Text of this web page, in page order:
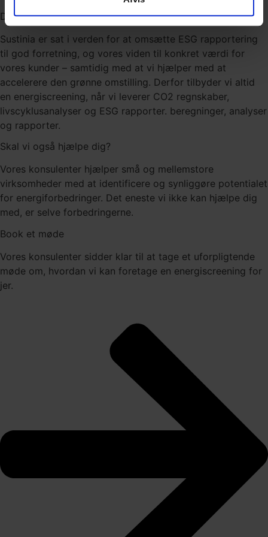
Din vej til grøn vækst
Sustinia er sat i verden for at omsætte ESG rapportering
til god forretning, og vores viden til konkret værdi for
vores kunder – samtidig med at vi hjælper med at
accelerere den grønne omstilling. Derfor tilbyder vi altid
en energiscreening, når vi leverer CO2 regnskaber,
livscyklusanalyser og ESG rapporter. beregninger, analyser
og rapporter.
Skal vi også hjælpe dig?
Vores konsulenter hjælper små og mellemstore
virksomheder med at identificere og synliggøre potentialet
for energiforbedringer. Det eneste vi ikke kan hjælpe dig
med, er selve forbedringerne.
Book et møde
Vores konsulenter sidder klar til at tage et uforpligtende
møde om, hvordan vi kan foretage en energiscreening for
jer.